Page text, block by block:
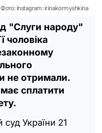
Фото: Instagram: irinakormyshkina
"Слуги народу"
чоловіка
не отримали.
сплатити
України 21